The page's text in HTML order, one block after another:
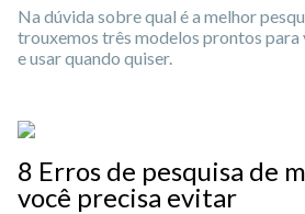
Na dúvida sobre qual é a melhor
trouxemos três modelos prontos para
e usar quando quiser.
8 Erros de pesquisa de
você precisa evitar